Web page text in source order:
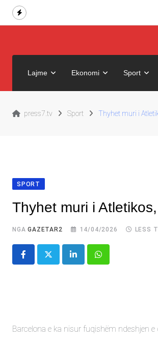
Skip
Lajme Ekonomi Sport
press7.tv Sport Thyhet muri i
SPORT
Thyhet muri i
NGAGAZETAR2 14/04/2026 LESS
LinkedInWhatsapp
Barcelona e ka nisur fuqishëm ndeshjen